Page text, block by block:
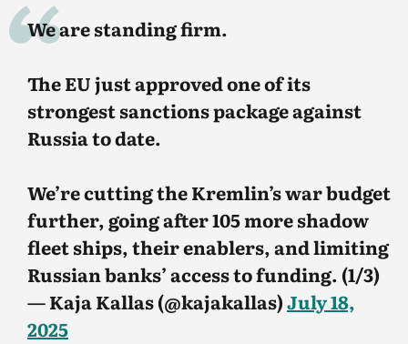
We are standing firm.
The EU just approved one of its
strongest sanctions package against
Russia to date.
We’re cutting the Kremlin’s war budget
further, going after 105 more shadow
fleet ships, their enablers, and limiting
Russian banks’ access to funding. (1/3)
— Kaja Kallas (@kajakallas)July 18,
2025